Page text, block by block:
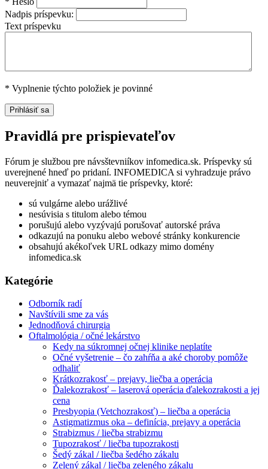
Nadpis príspevku:
Text príspevku
* Vyplnenie týchto položiek je povinné
Pravidlá pre prispievateľov
Fórum je službou pre návsštevniíkov infomedica.sk. Príspevky sú
uverejnené hneď po pridaní. INFOMEDICA si vyhradzuje právo
neuverejniť a vymazať najmä tie príspevky, ktoré:
sú vulgárne alebo urážlivé
nesúvisia s titulom alebo témou
porušujú alebo vyzývajú porušovať autorské práva
odkazujú na ponuku alebo webové stránky konkurencie
obsahujú akékoľvek URL odkazy mimo domény
infomedica.sk
Kategórie
Odborník radí
Navštívili sme za vás
Jednodňová chirurgia
Oftalmológia / očné lekárstvo
Kedy na súkromnej očnej klinike neplatíte
Očné vyšetrenie – čo zahŕňa a aké choroby pomôže
odhaliť
Krátkozrakosť – prejavy, liečba a operácia
Ďalekozrakosť – laserová operácia ďalekozrakosti a jej
cena
Presbyopia (Vetchozrakosť) – liečba a operácia
Astigmatizmus oka – definícia, prejavy a operácia
Strabizmus / liečba strabizmu
Tupozrakosť / liečba tupozrakosti
Šedý zákal / liečba šedého zákalu
Zelený zákal / liečba zeleného zákalu